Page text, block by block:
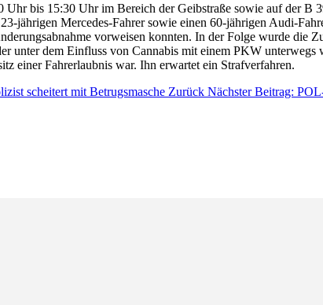
bis 15:30 Uhr im Bereich der Geibstraße sowie auf der B
jährigen Mercedes-Fahrer sowie einen 60-jährigen Audi-
vorweisen konnten. In der Folge wurde die
unter dem Einfluss von Cannabis mit einem PKW
einer Fahrerlaubnis war. Ihn erwartet ein Strafverfahren.
scheitert mit Betrugsmasche Zurück Nächster Beitrag: